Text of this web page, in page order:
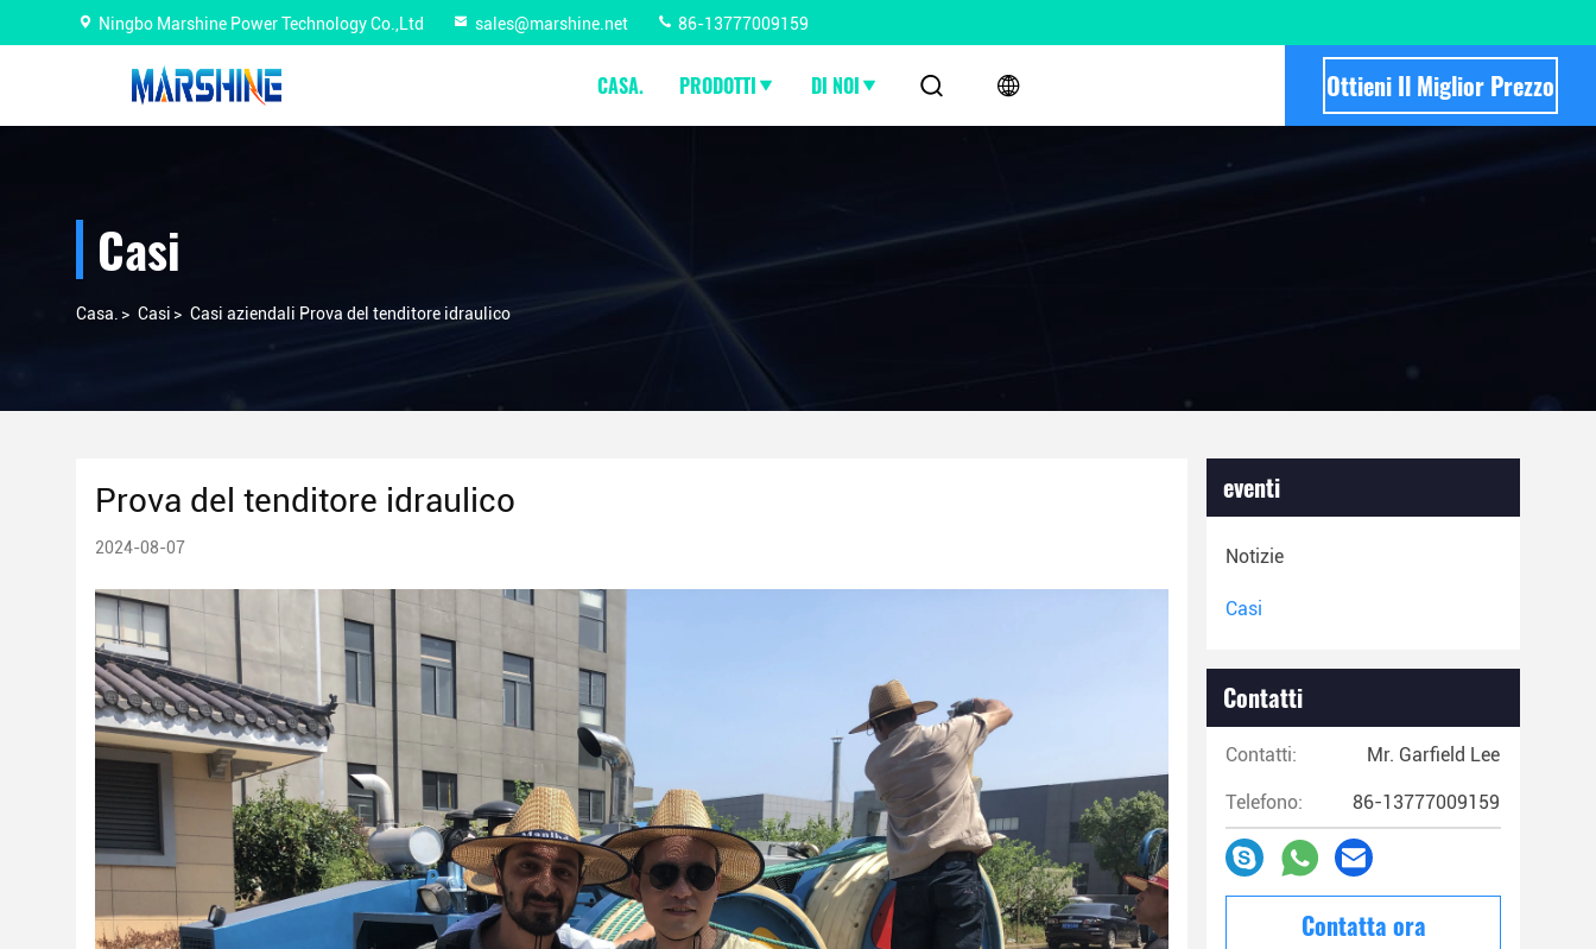
Ningbo Marshine Power Technology Co.,Ltd sales@marshine.net 86-13777009159
CASA. PRODOTTI DI NOI Ottieni Il Miglior Prezzo
Casi
Casa. > Casi > Casi aziendali Prova del tenditore idraulico
Prova del tenditore idraulico
2024-08-07
eventi
Notizie
Casi
Contatti
Contatti: Mr. Garfield Lee
Telefono: 86-13777009159
Contatta ora